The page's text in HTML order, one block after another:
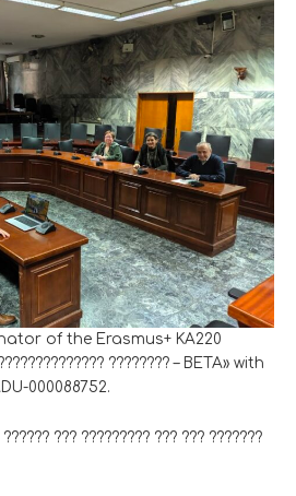
of the Erasmus+ KA220
???????? – BETA» with
000088752.
??? ????????? ??? ??? ???????